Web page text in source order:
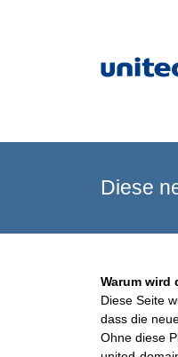
Diese
Warum wird
Diese Seite
dass die
Ohne diese